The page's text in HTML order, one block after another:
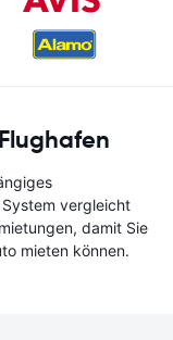
vergleicht
damit Sie
mieten können.